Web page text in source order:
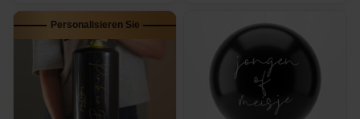
Personalisieren Sie